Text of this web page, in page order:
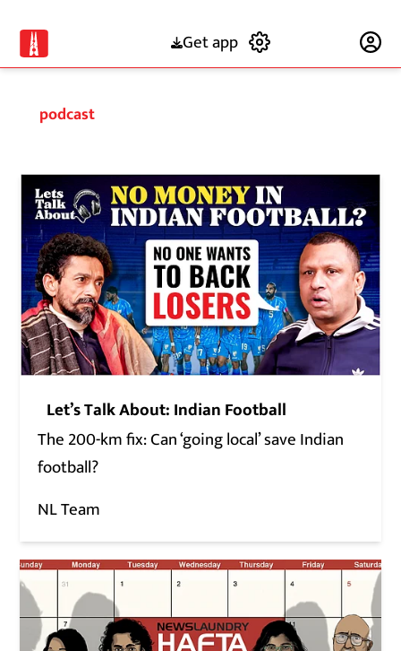
Get app
podcast
Let’s Talk About: Indian Football
The 200-km fix: Can ‘going local’ save Indian
football?
NL Team